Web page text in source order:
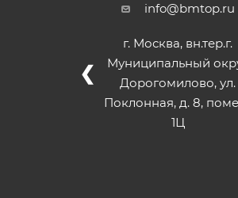
info@bmtop.ru
г. Москва, вн.тер.г.
Муниципальный
Дорогомилово, ул.
Поклонная, д. 8,
1Ц
❮